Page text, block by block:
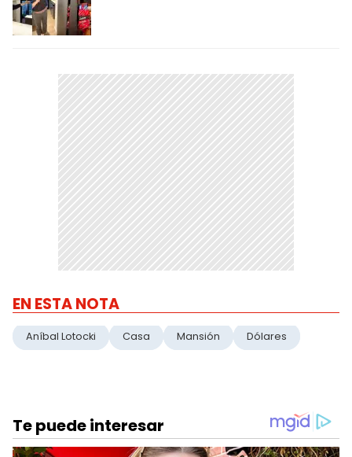
EN ESTA NOTA
Aníbal Lotocki Casa Mansión Dólares